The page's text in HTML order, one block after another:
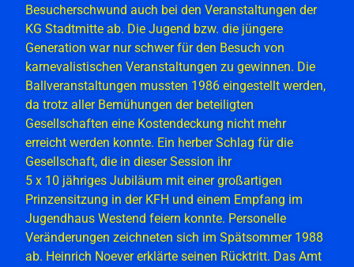
Besucherschwund auch bei den Veranstaltungen der
KG Stadtmitte ab. Die Jugend bzw. die jüngere
Generation war nur schwer für den Besuch von
karnevalistischen Veranstaltungen zu gewinnen. Die
Ballveranstaltungen mussten 1986 eingestellt werden,
da trotz aller Bemühungen der beteiligten
Gesellschaften eine Kostendeckung nicht mehr
erreicht werden konnte. Ein herber Schlag für die
Gesellschaft, die in dieser Session ihr
5 x 10 jähriges Jubiläum mit einer großartigen
Prinzensitzung in der KFH und einem Empfang im
Jugendhaus Westend feiern konnte. Personelle
Veränderungen zeichneten sich im Spätsommer 1988
ab. Heinrich Noever erklärte seinen Rücktritt. Das Amt